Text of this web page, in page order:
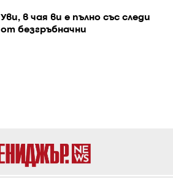
Уви, в чая ви е пълно със следи
от безгръбначни